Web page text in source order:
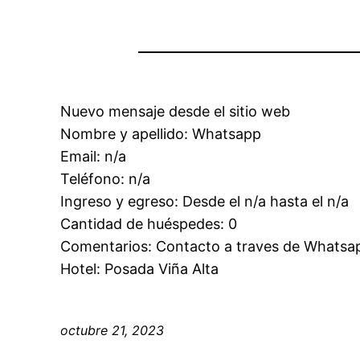
Nuevo mensaje desde el sitio web
Nombre y apellido: Whatsapp
Email: n/a
Teléfono: n/a
Ingreso y egreso: Desde el n/a hasta el n/a
Cantidad de huéspedes: 0
Comentarios: Contacto a traves de
Hotel: Posada Viña Alta
octubre 21, 2023